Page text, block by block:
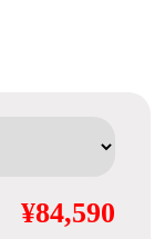
¥84,590